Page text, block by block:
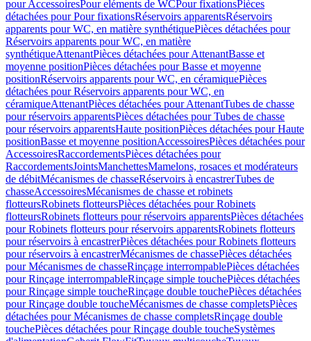
pour AccessoiresPour eléments de WCPour fixationsPièces
détachées pour Pour fixationsRéservoirs apparentsRéservoirs
apparents pour WC, en matière synthétiquePièces détachées pour
Réservoirs apparents pour WC, en matière
synthétiqueAttenantPièces détachées pour AttenantBasse et
moyenne positionPièces détachées pour Basse et moyenne
positionRéservoirs apparents pour WC, en céramiquePièces
détachées pour Réservoirs apparents pour WC, en
céramiqueAttenantPièces détachées pour AttenantTubes de chasse
pour réservoirs apparentsPièces détachées pour Tubes de chasse
pour réservoirs apparentsHaute positionPièces détachées pour Haute
positionBasse et moyenne positionAccessoiresPièces détachées pour
AccessoiresRaccordementsPièces détachées pour
RaccordementsJointsManchettesMamelons, rosaces et modérateurs
de débitMécanismes de chasseRéservoirs à encastrerTubes de
chasseAccessoiresMécanismes de chasse et robinets
flotteursRobinets flotteursPièces détachées pour Robinets
flotteursRobinets flotteurs pour réservoirs apparentsPièces détachées
pour Robinets flotteurs pour réservoirs apparentsRobinets flotteurs
pour réservoirs à encastrerPièces détachées pour Robinets flotteurs
pour réservoirs à encastrerMécanismes de chassePièces détachées
pour Mécanismes de chasseRinçage interrompablePièces détachées
pour Rinçage interrompableRinçage simple touchePièces détachées
pour Rinçage simple toucheRinçage double touchePièces détachées
pour Rinçage double toucheMécanismes de chasse completsPièces
détachées pour Mécanismes de chasse completsRinçage double
touchePièces détachées pour Rinçage double toucheSystèmes